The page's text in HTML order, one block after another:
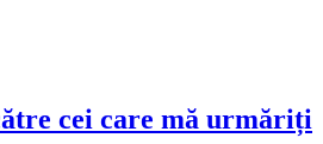
cei care mă urmăriți